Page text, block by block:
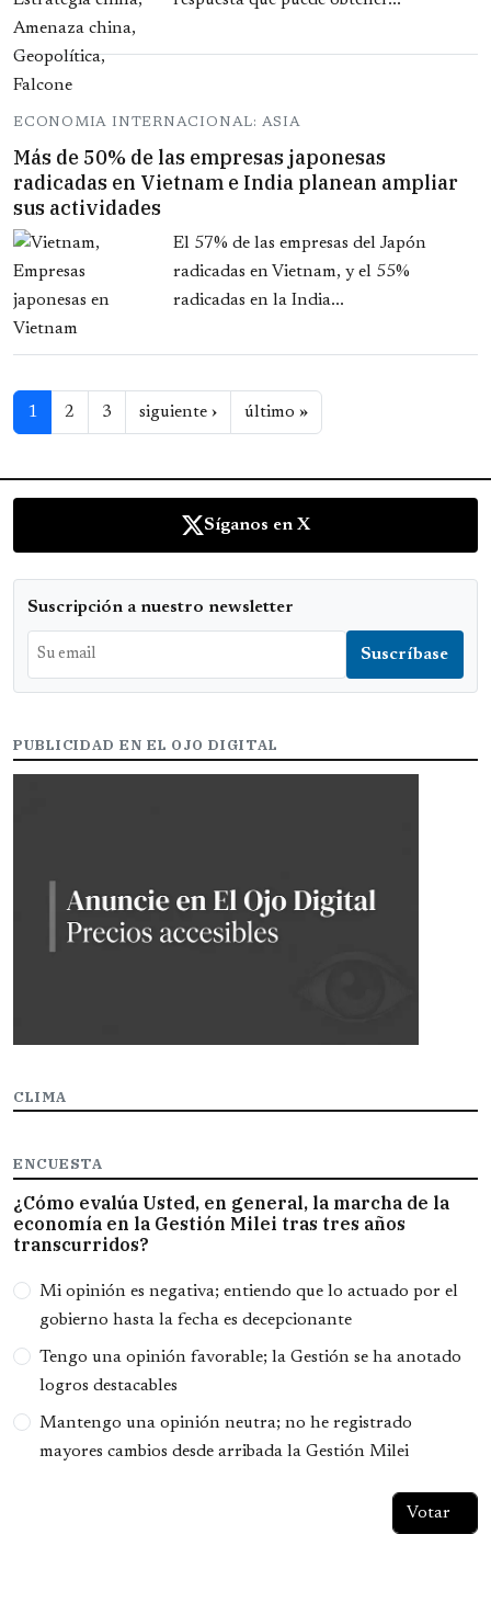
ECONOMIA INTERNACIONAL: ASIA
Más de 50% de las empresas japonesas
radicadas en Vietnam e India planean ampliar
sus actividades
El 57% de las empresas del Japón
radicadas en Vietnam, y el 55%
radicadas en la India...
Paginación
1 2 3 siguiente ›Siguiente página
último »Última página
Síganos en X
Suscripción a nuestro newsletter
PUBLICIDAD EN EL OJO DIGITAL
CLIMA
ENCUESTA
¿Cómo evalúa Usted, en general, la marcha de la
economía en la Gestión Milei tras tres años
transcurridos?
Opciones
Mi opinión es negativa; entiendo que lo actuado por el
gobierno hasta la fecha es decepcionante
Tengo una opinión favorable; la Gestión se ha anotado
logros destacables
Mantengo una opinión neutra; no he registrado
mayores cambios desde arribada la Gestión Milei